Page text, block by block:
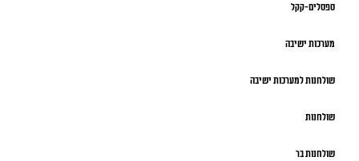
ספסלים-קקל
מערכות ישיבה
שולחנות למערכות ישיבה
שולחנות
שולחנות בר